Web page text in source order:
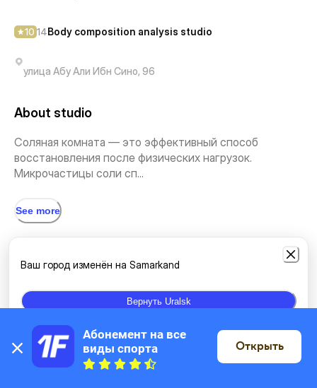
10 14Body composition analysis studio
улица Абу Али Ибн Сино, 96
About studio
Соляная комната — это эффективный способ
восстановления после физических нагрузок.
Микрочастицы соли сп...
See more
Salt cave
Location
On the map
Ваш город изменён на Samarkand
Вернуть Uralsk
Абонемент на все
виды спорта
Открыть